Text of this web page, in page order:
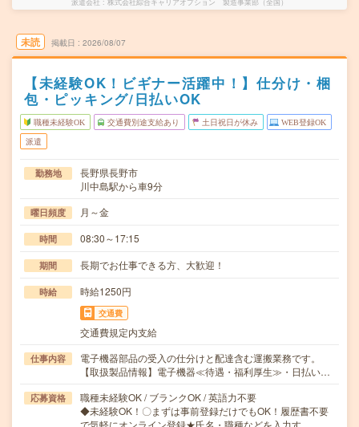
未読 掲載日 2026/08/07
【未経験OK！ビギナー活躍中！】仕分け・梱
包・ピッキング/日払いOK
職種未経験OK 交通費別途支給あり 土日祝日が休み WEB登録OK
派遣
勤務地
長野県長野市
川中島駅から車9分
曜日頻度 月～金
時間 08:30～17:15
期間 長期でお仕事できる方、大歓迎！
時給 時給1250円
交通費
交通費規定内支給
仕事内容
電子機器部品の受入の仕分けと配達含む運搬業務です。
【取扱製品情報】電子機器≪待遇・福利厚生≫・日払い…
応募資格
職種未経験OK / ブランクOK / 英語力不要
◆未経験OK！〇まずは事前登録だけでもOK！履歴書不要
で気軽にオンライン登録★氏名・職種などを入力す…